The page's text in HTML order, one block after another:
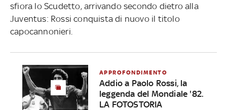
sfiora lo Scudetto, arrivando secondo dietro alla
Juventus: Rossi conquista di nuovo il titolo
capocannonieri.
APPROFONDIMENTO
Addio a Paolo Rossi, la
leggenda del Mondiale '82.
LA FOTOSTORIA